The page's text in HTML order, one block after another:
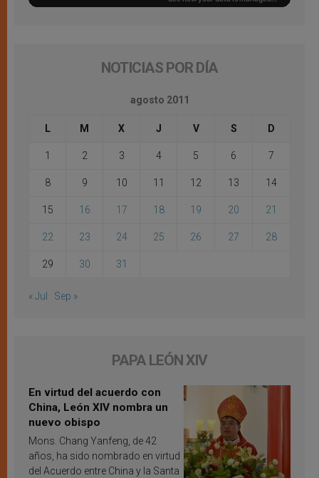
NOTICIAS POR DÍA
agosto 2011
L M X J V S D
1 2 3 4 5 6 7
8 9 10 11 12 13 14
15 16 17 18 19 20 21
22 23 24 25 26 27 28
29 30 31
« Jul Sep »
PAPA LEÓN XIV
En virtud del acuerdo con
China, León XIV nombra un
nuevo obispo
Mons. Chang Yanfeng, de 42
años, ha sido nombrado en virtud
del Acuerdo entre China y la Santa